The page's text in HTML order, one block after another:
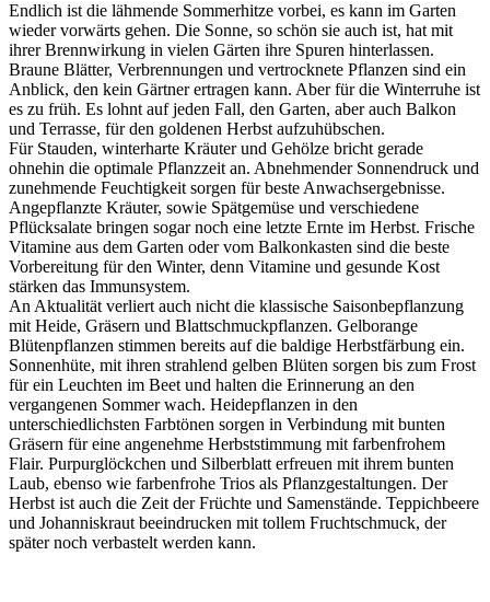
Endlich ist die lähmende Sommerhitze vorbei, es kann im Garten
wieder vorwärts gehen. Die Sonne, so schön sie auch ist, hat mit
ihrer Brennwirkung in vielen Gärten ihre Spuren hinterlassen.
Braune Blätter, Verbrennungen und vertrocknete Pflanzen sind ein
Anblick, den kein Gärtner ertragen kann. Aber für die Winterruhe ist
es zu früh. Es lohnt auf jeden Fall, den Garten, aber auch Balkon
und Terrasse, für den goldenen Herbst aufzuhübschen.
Für Stauden, winterharte Kräuter und Gehölze bricht gerade
ohnehin die optimale Pflanzzeit an. Abnehmender Sonnendruck und
zunehmende Feuchtigkeit sorgen für beste Anwachsergebnisse.
Angepflanzte Kräuter, sowie Spätgemüse und verschiedene
Pflücksalate bringen sogar noch eine letzte Ernte im Herbst. Frische
Vitamine aus dem Garten oder vom Balkonkasten sind die beste
Vorbereitung für den Winter, denn Vitamine und gesunde Kost
stärken das Immunsystem.
An Aktualität verliert auch nicht die klassische Saisonbepflanzung
mit Heide, Gräsern und Blattschmuckpflanzen. Gelborange
Blütenpflanzen stimmen bereits auf die baldige Herbstfärbung ein.
Sonnenhüte, mit ihren strahlend gelben Blüten sorgen bis zum Frost
für ein Leuchten im Beet und halten die Erinnerung an den
vergangenen Sommer wach. Heidepflanzen in den
unterschiedlichsten Farbtönen sorgen in Verbindung mit bunten
Gräsern für eine angenehme Herbststimmung mit farbenfrohem
Flair. Purpurglöckchen und Silberblatt erfreuen mit ihrem bunten
Laub, ebenso wie farbenfrohe Trios als Pflanzgestaltungen. Der
Herbst ist auch die Zeit der Früchte und Samenstände. Teppichbeere
und Johanniskraut beeindrucken mit tollem Fruchtschmuck, der
später noch verbastelt werden kann.